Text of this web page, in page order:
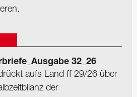
32_26
aufs Land ff 29/26 über
der